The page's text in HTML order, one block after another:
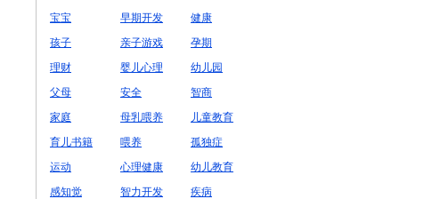
宝宝
早期开发
健康
孩子
亲子游戏
孕期
理财
婴儿心理
幼儿园
父母
安全
智商
家庭
母乳喂养
儿童教育
育儿书籍
喂养
孤独症
运动
心理健康
幼儿教育
感知觉
智力开发
疾病